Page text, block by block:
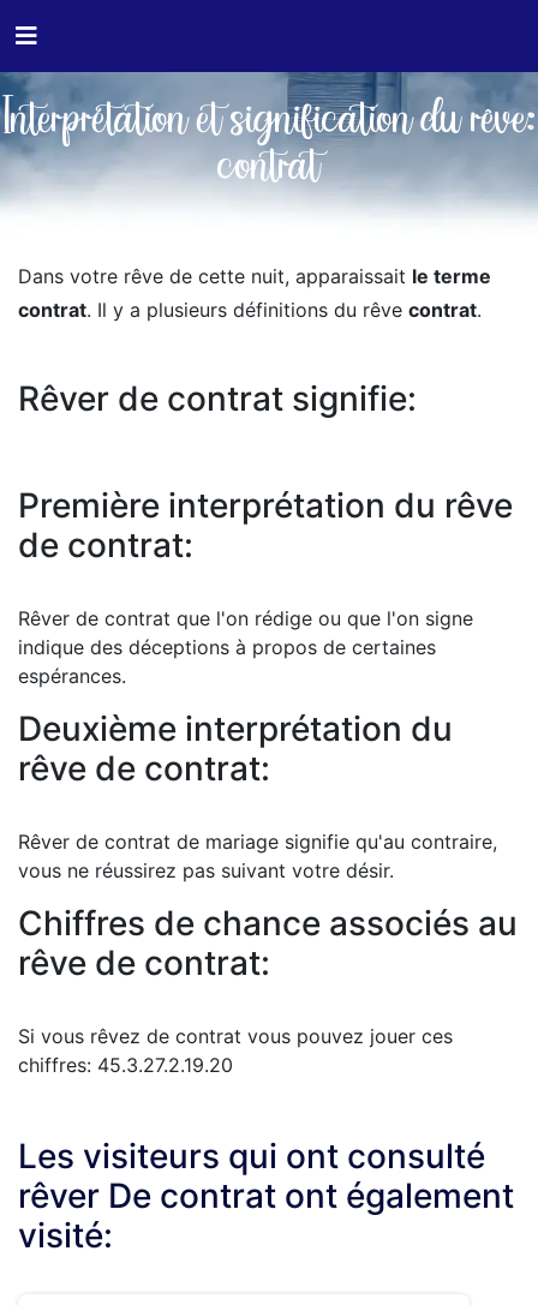
Interprétation et signification du rêve:
contrat
Dans votre rêve de cette nuit, apparaissait le terme
contrat. Il y a plusieurs définitions du rêve contrat.
Rêver de contrat signifie:
Première interprétation du rêve
de contrat:
Rêver de contrat que l'on rédige ou que l'on signe
indique des déceptions à propos de certaines
espérances.
Deuxième interprétation du
rêve de contrat:
Rêver de contrat de mariage signifie qu'au contraire,
vous ne réussirez pas suivant votre désir.
Chiffres de chance associés au
rêve de contrat:
Si vous rêvez de contrat vous pouvez jouer ces
chiffres: 45.3.27.2.19.20
Les visiteurs qui ont consulté
rêver De contrat ont également
visité: